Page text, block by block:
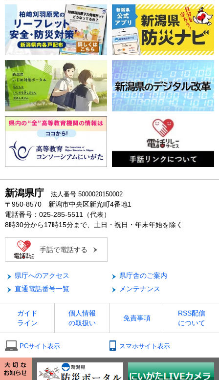
新潟県庁 法人番号 5000020150002
〒950-8570 新潟市中央区新光町4番地1
電話番号：025-285-5511（代表）
8時30分から17時15分まで、土日・祝日・年末年始を除く
手話で電話する
県庁へのアクセス
県庁舎のご案内
直通電話番号一覧
メンテナンス
ガイド
ライン
個人情報
の取扱い
免責事項
RSS配信
について
PCサイト表示 スマホサイト表示